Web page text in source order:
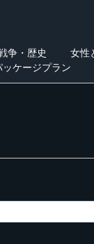
争・歴史 女性
ッケージプラン